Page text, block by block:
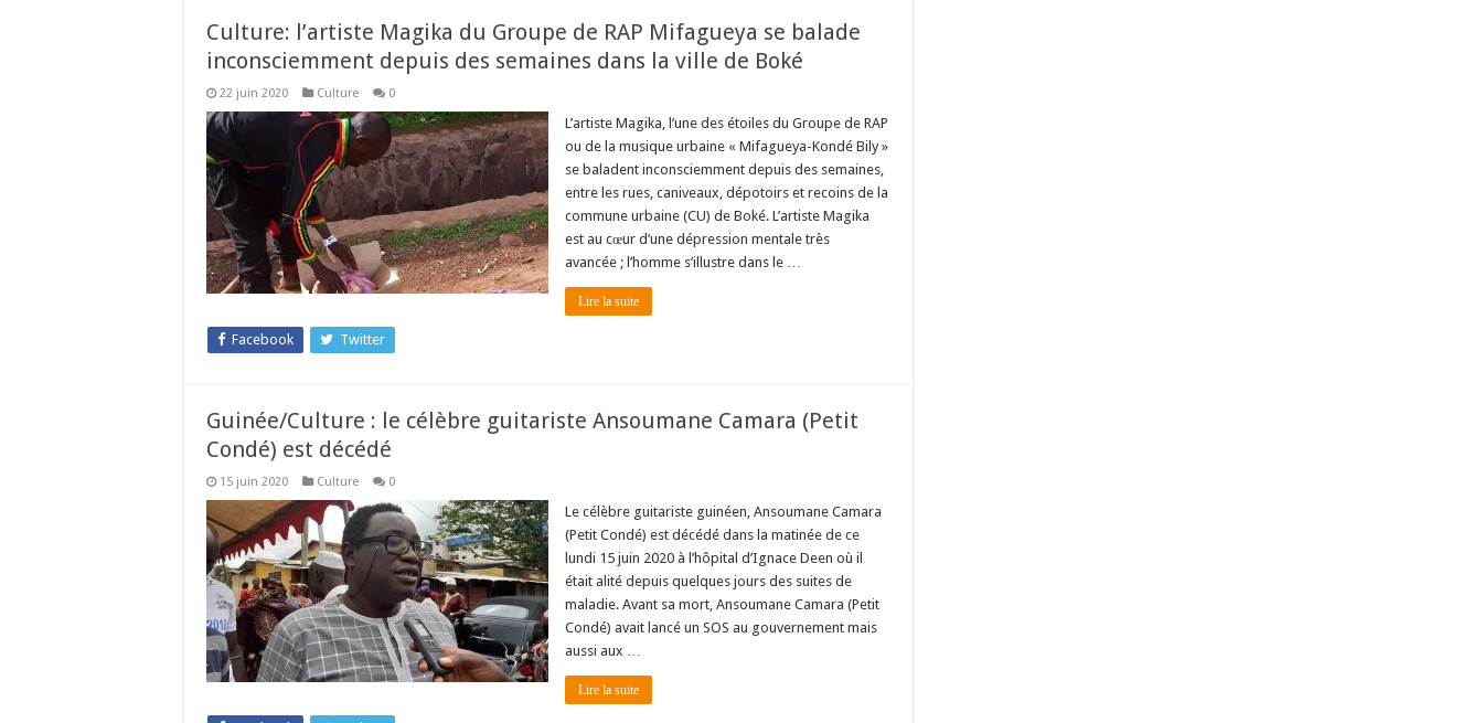
Culture: l’artiste Magika du Groupe de RAP Mifagueya se balade
inconsciemment depuis des semaines dans la ville de Boké
22 juin 2020 Culture 0
L’artiste Magika, l’une des étoiles du Groupe de RAP
ou de la musique urbaine « Mifagueya-Kondé Bily »
se baladent inconsciemment depuis des semaines,
entre les rues, caniveaux, dépotoirs et recoins de la
commune urbaine (CU) de Boké. L’artiste Magika
est au cœur d’une dépression mentale très
avancée ; l’homme s’illustre dans le …
Lire la suite
Facebook Twitter
Guinée/Culture : le célèbre guitariste Ansoumane Camara (Petit
Condé) est décédé
15 juin 2020 Culture 0
Le célèbre guitariste guinéen, Ansoumane Camara
(Petit Condé) est décédé dans la matinée de ce
lundi 15 juin 2020 à l’hôpital d’Ignace Deen où il
était alité depuis quelques jours des suites de
maladie. Avant sa mort, Ansoumane Camara (Petit
Condé) avait lancé un SOS au gouvernement mais
aussi aux …
Lire la suite